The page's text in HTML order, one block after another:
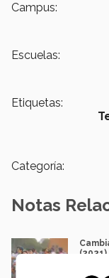
Campus:
Escuelas:
Etiquetas:
Categoría:
Notas
(2021)